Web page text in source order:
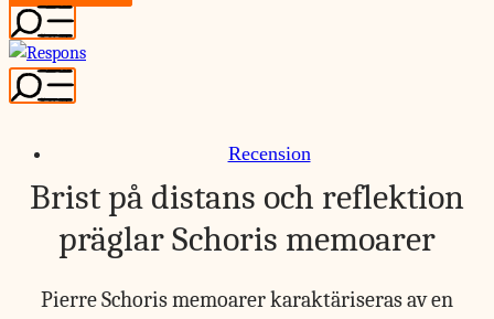
Recension
Brist på distans och reflektion
präglar Schoris memoarer
Pierre Schoris memoarer karaktäriseras av en